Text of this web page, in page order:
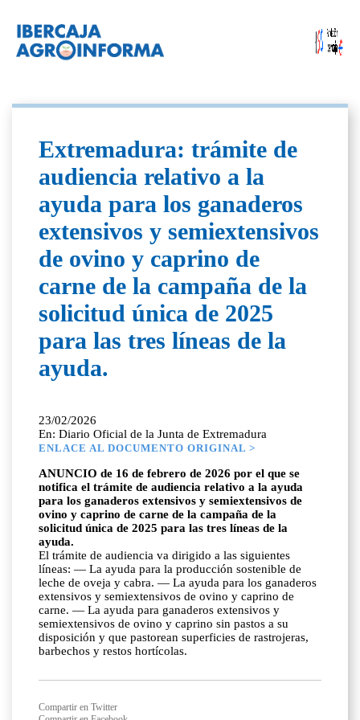
Extremadura: trámite de
audiencia relativo a la
ayuda para los ganaderos
extensivos y semiextensivos
de ovino y caprino de
carne de la campaña de la
solicitud única de 2025
para las tres líneas de la
ayuda.
23/02/2026
En: Diario Oficial de la Junta de Extremadura
ENLACE AL DOCUMENTO ORIGINAL >
ANUNCIO de 16 de febrero de 2026 por el que se
notifica el trámite de audiencia relativo a la ayuda
para los ganaderos extensivos y semiextensivos de
ovino y caprino de carne de la campaña de la
solicitud única de 2025 para las tres líneas de la
ayuda.
El trámite de audiencia va dirigido a las siguientes
líneas: — La ayuda para la producción sostenible de
leche de oveja y cabra. — La ayuda para los ganaderos
extensivos y semiextensivos de ovino y caprino de
carne. — La ayuda para ganaderos extensivos y
semiextensivos de ovino y caprino sin pastos a su
disposición y que pastorean superficies de rastrojeras,
barbechos y restos hortícolas.
Compartir en Twitter